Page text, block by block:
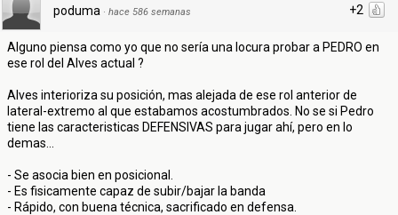
+2
poduma · hace 586 semanas
Alguno piensa como yo que no sería una locura probar a PEDRO en
ese rol del Alves actual ?
Alves interioriza su posición, mas alejada de ese rol anterior de
lateral-extremo al que estabamos acostumbrados. No se si Pedro
tiene las caracteristicas DEFENSIVAS para jugar ahí, pero en lo
demas...
- Se asocia bien en posicional.
- Es fisicamente capaz de subir/bajar la banda
- Rápido, con buena técnica, sacrificado en defensa.